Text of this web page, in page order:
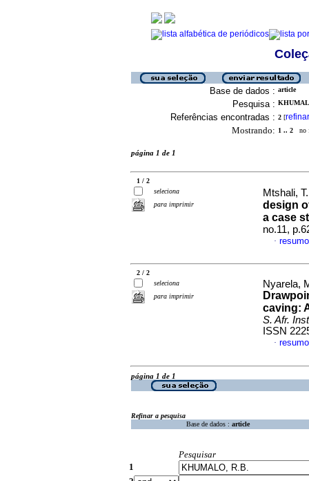
Base de dados : article
Pesquisa :
Referências encontradas : 2 [refinar
Mostrando: 1 .. 2 no
página 1 de 1
1 / 2
seleciona
para imprimir
Mtshali,
design
a case
no.11,
·
2 / 2
seleciona
para imprimir
Nyarela,
caving:
S. Afr.
ISSN
·
página 1 de 1
Refinar a pesquisa
Base de dados : article
Pesquisar
1